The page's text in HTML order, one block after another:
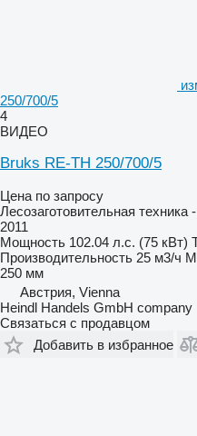
250/700/5
4
ВИДЕО
Bruks RE-TH 250/700/5
Цена по запросу
Лесозаготовительная техника
2011
Мощность 102.04 л.с. (75 кВт)
Производительность 25 м3/ч
250 мм
Австрия, Vienna
Heindl Handels GmbH company
Связаться с продавцом
Добавить в избранное